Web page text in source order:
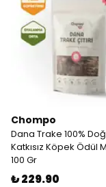
Chompo
Dana Trake 100%
Katkısız Köpek Ödül
100 Gr
₺ 229.90